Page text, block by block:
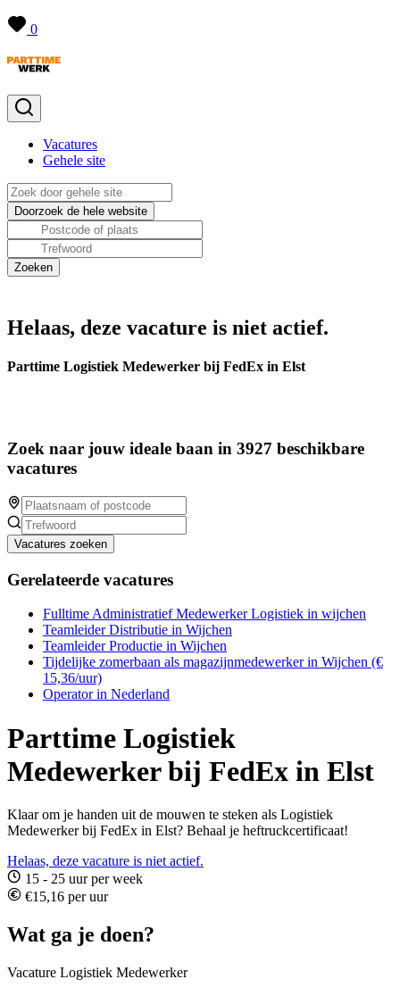
0
Vacatures
Gehele site
Helaas, deze vacature is niet actief.
Parttime Logistiek Medewerker bij FedEx in Elst
Zoek naar jouw ideale baan in 3927 beschikbare
vacatures
Vacatures zoeken
Gerelateerde vacatures
Fulltime Administratief Medewerker Logistiek in wijchen
Teamleider Distributie in Wijchen
Teamleider Productie in Wijchen
Tijdelijke zomerbaan als magazijnmedewerker in Wijchen (€
15,36/uur)
Operator in Nederland
Parttime Logistiek
Medewerker bij FedEx in Elst
Klaar om je handen uit de mouwen te steken als Logistiek
Medewerker bij FedEx in Elst? Behaal je heftruckcertificaat!
Helaas, deze vacature is niet actief.
15 - 25 uur per week
€15,16 per uur
Wat ga je doen?
Vacature Logistiek Medewerker